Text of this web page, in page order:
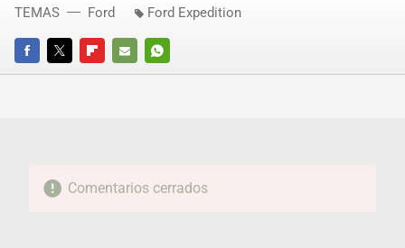
FACEBOOKTWITTERFLIPBOARD
E-
WHATSAPP
TEMAS Ford Ford Expedition
Comentarios cerrados